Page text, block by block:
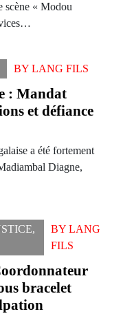
scène « Modou
BY LANG FILS
: Mandat
et défiance
a été fortement
Diagne,
,
BYLANG
FILS
bracelet